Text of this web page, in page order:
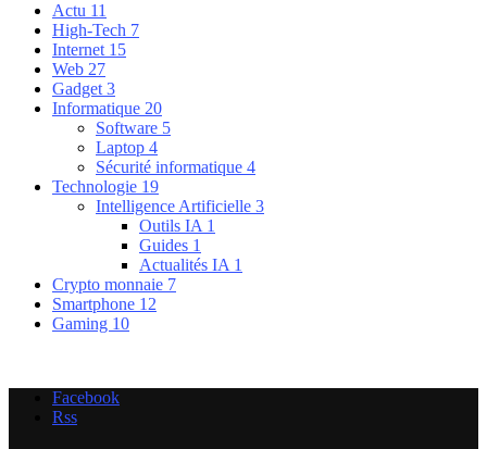
Actu 11
High-Tech 7
Internet 15
Web 27
Gadget3
Informatique 20
Software 5
Laptop 4
Sécurité informatique 4
Technologie 19
Intelligence Artificielle 3
Outils IA 1
Guides 1
Actualités IA 1
Crypto monnaie 7
Smartphone 12
Gaming 10
Facebook
Rss